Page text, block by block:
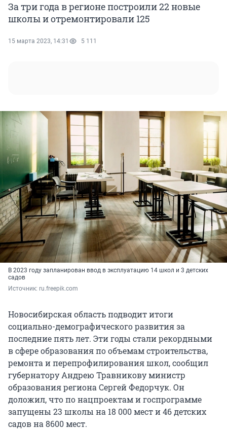
За три года в регионе построили 22 новые
школы и отремонтировали 125
15 марта 2023, 14:31 5 111
В 2023 году запланирован ввод в эксплуатацию 14 школ и 3 детских
садов
Источник: ru.freepik.com
Новосибирская область подводит итоги
социально-демографического развития за
последние пять лет. Эти годы стали рекордными
в сфере образования по объемам строительства,
ремонта и перепрофилирования школ, сообщил
губернатору Андрею Травникову министр
образования региона Сергей Федорчук. Он
доложил, что по нацпроектам и госпрограмме
запущены 23 школы на 18 000 мест и 46 детских
садов на 8600 мест.